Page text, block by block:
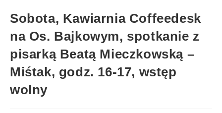
Sobota, Kawiarnia Coffeedesk
na Os. Bajkowym, spotkanie z
pisarką Beatą Mieczkowską –
Miśtak, godz. 16-17, wstęp
wolny